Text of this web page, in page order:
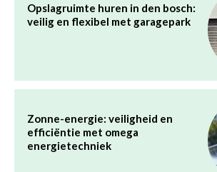
Opslagruimte huren in den bosch:
veilig en flexibel met garagepark
Zonne-energie: veiligheid en
efficiëntie met omega
energietechniek